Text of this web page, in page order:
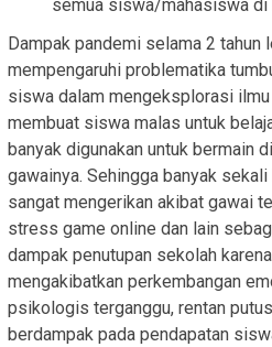
semua siswa/mahasiswa di
Dampak pandemi selama 2 tahun
mempengaruhi problematika
siswa dalam mengeksplorasi
membuat siswa malas untuk
banyak digunakan untuk bermain
gawainya. Sehingga banyak
sangat mengerikan akibat gawai
stress game online dan lain
dampak penutupan sekolah
mengakibatkan perkembangan
psikologis terganggu, rentan
berdampak pada pendapatan